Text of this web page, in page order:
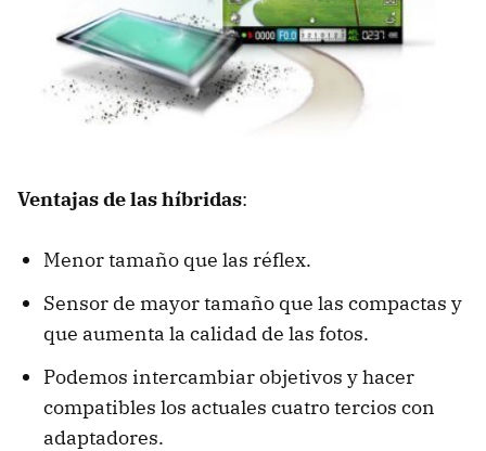
Ventajas de las híbridas:
Menor tamaño que las réflex.
Sensor de mayor tamaño que las compactas y
que aumenta la calidad de las fotos.
Podemos intercambiar objetivos y hacer
compatibles los actuales cuatro tercios con
adaptadores.